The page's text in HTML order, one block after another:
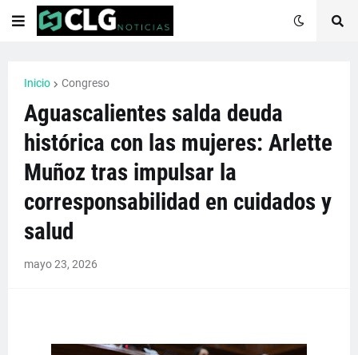
Inicio Congreso
Aguascalientes salda deuda
histórica con las mujeres: Arlette
Muñoz tras impulsar la
corresponsabilidad en cuidados y
salud
mayo 23, 2026